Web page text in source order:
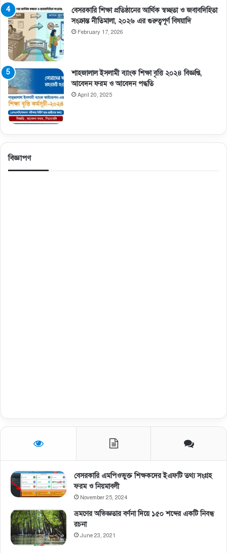
বেসরকারি শিক্ষা প্রতিষ্ঠানের আর্থিক স্বচ্ছতা ও জবাবদিহিতা
সংক্রান্ত নীতিমালা, ২০২৬ এর গুরুত্বপূর্ণ বিষয়াদি
February 17, 2026
শাহজালাল ইসলামী ব্যাংক শিক্ষা বৃত্তি ২০২৪ বিজ্ঞপ্তি,
আবেদন ফরম ও আবেদন পদ্ধতি
April 20, 2025
বিজ্ঞাপণ
বেসরকারি এমপিওভুক্ত শিক্ষকদের ইএফটি তথ্য সংগ্রহ
ফরম ও নিয়মাবলী
November 25, 2024
ভ্রমণের অভিজ্ঞতার বর্ণনা দিয়ে ১৫০ শব্দের একটি নিবন্ধ
রচনা
June 23, 2021